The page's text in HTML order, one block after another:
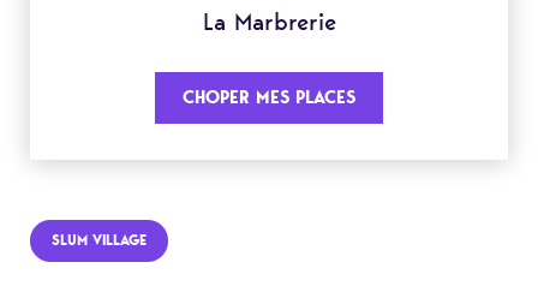
La Marbrerie
CHOPER MES PLACES
SLUM VILLAGE